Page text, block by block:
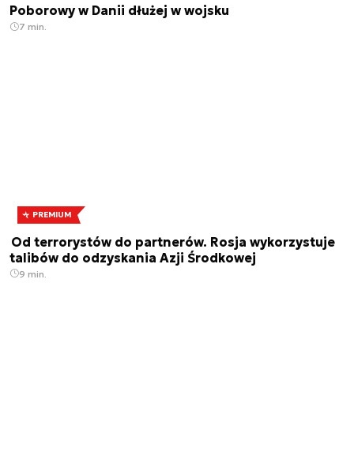
Poborowy w Danii dłużej w wojsku
7 min.
PREMIUM
Od terrorystów do partnerów. Rosja wykorzystuje
talibów do odzyskania Azji Środkowej
9 min.